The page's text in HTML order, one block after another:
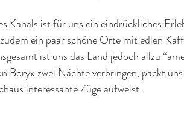
Kanals ist für uns ein eindrückliches
ein paar schöne Orte mit edlen
ist uns das Land jedoch allzu
Boryx zwei Nächte verbringen, packt
interessante Züge aufweist.